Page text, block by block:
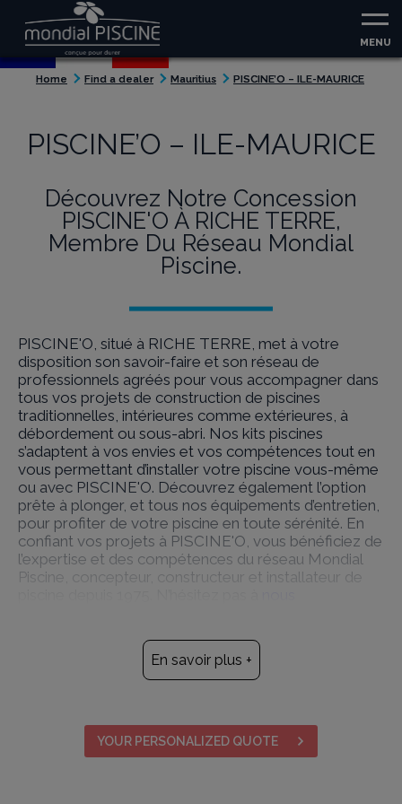
MENU
Home Find a dealer Mauritius PISCINE’O – ILE-MAURICE
PISCINE’O – ILE-MAURICE
Découvrez Notre Concession
PISCINE'O À RICHE TERRE,
Membre Du Réseau Mondial
Piscine.
PISCINE'O, situé à RICHE TERRE, met à votre
disposition son savoir-faire et son réseau de
professionnels agréés pour vous accompagner dans
tous vos projets de construction de piscines
traditionnelles, intérieures comme extérieures, à
débordement ou sous-abri. Nos kits piscines
s’adaptent à vos envies et vos compétences tout en
vous permettant d’installer votre piscine vous-même
ou avec PISCINE'O. Découvrez également l’option
prête à plonger, et tous nos équipements d’entretien,
pour profiter de votre piscine en toute sérénité. En
confiant vos projets à PISCINE'O, vous bénéficiez de
l’expertise et des compétences du réseau Mondial
Piscine, concepteur, constructeur et installateur de
Un concept de fabrication
breveté et reconnu.
Les piscines Mondial Piscine sont fabriquées en
technique du Centre Scientifique et Technique du
Bâtiment (CSTB) garantissant ainsi la sécurité et les
En savoir plus +
YOUR PERSONALIZED QUOTE